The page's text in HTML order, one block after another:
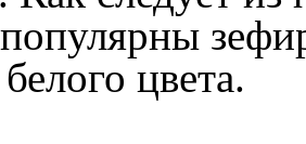
цвета.